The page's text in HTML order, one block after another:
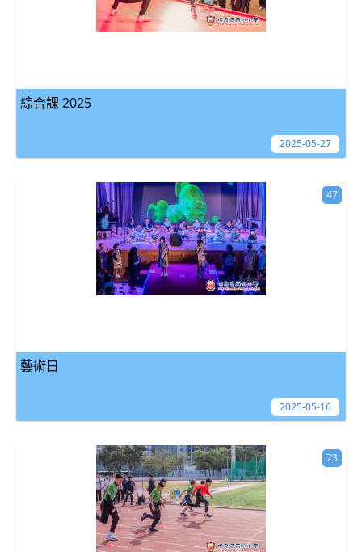
綜合課 2025
2025-05-27
藝術日
47
2025-05-16
73